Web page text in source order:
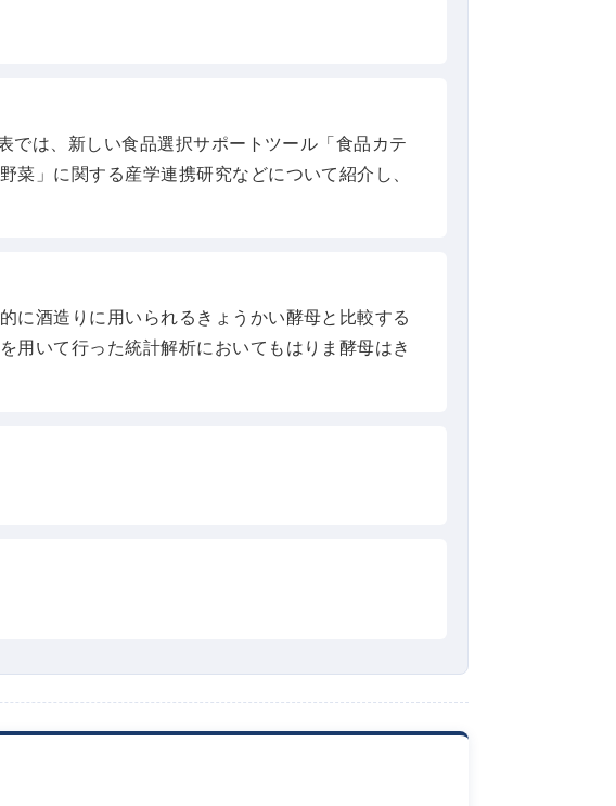
では、新しい食品選択サポートツール「食品カテ
」に関する産学連携研究などについて紹介し、
に酒造りに用いられるきょうかい酵母と比較する
用いて行った統計解析においてもはりま酵母はき